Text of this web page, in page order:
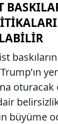
oturacak
büyüme